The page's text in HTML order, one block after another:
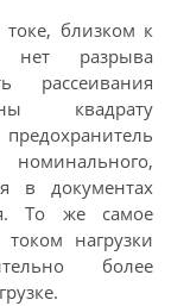
близком к
разрыва
квадрату
в документах
То же самое
нагрузки
более